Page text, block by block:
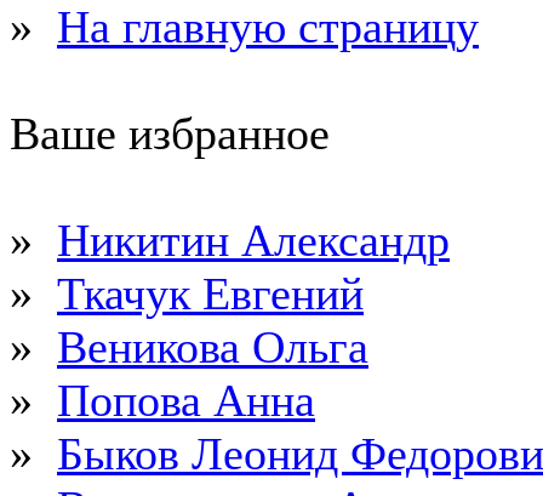
» На главную страницу
Ваше избранное
» Никитин Александр
» Ткачук Евгений
» Веникова Ольга
» Попова Анна
» Быков Леонид